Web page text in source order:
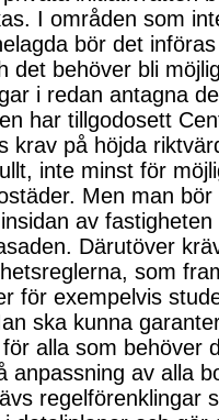
I områden som
bör det
det behöver bli
i redan antagna
har tillgodosett
krav på höjda
inte minst för
Men man
av
Därutöver
som
för exempelvis
ska kunna
alla som behöver
anpassning av alla
regelförenklingar